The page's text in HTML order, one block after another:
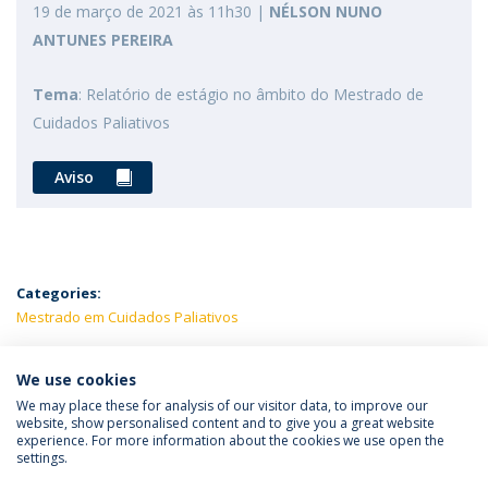
19 de março de 2021 às 11h30 | NÉLSON NUNO
ANTUNES PEREIRA
Tema: Relatório de estágio no âmbito do Mestrado de
Cuidados Paliativos
Aviso
Categories:
Mestrado em Cuidados Paliativos
LATEST NEWS
Política de Privacidade
Termos e Condições
We use cookies
We may place these for analysis of our visitor data, to improve our
website, show personalised content and to give you a great website
experience. For more information about the cookies we use open the
settings.